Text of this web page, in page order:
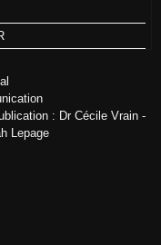
: Dr Cécile Vrain -
Lepage